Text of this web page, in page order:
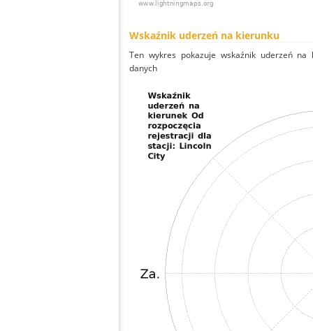
Wskaźnik uderzeń na kierunku
Ten wykres pokazuje wskaźnik uderzeń
danych